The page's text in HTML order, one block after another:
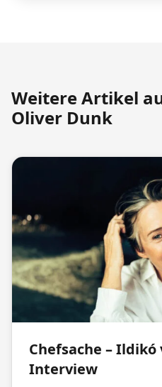
Weitere Artikel
Oliver Dunk
Chefsache – Ildikó
Interview